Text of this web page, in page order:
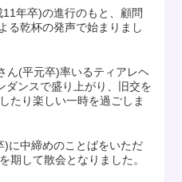
年卒)の進行のもと、顧問
る乾杯の発声で始まりまし
ん(平元卒)率いるティアレヘ
ダンスで盛り上がり、旧交を
たり楽しい一時を過ごしま
に中締めのことばをいただ
期して散会となりました。